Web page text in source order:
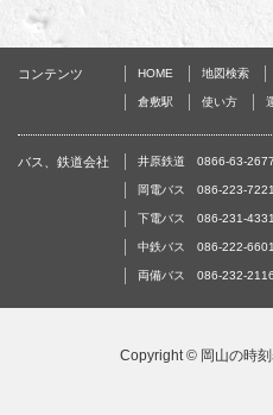
コンテンツ HOME 地図検索
倉敷駅 使い方
バス、鉄道会社 井原鉄道 0866-63-2677
岡電バス 086-223-7221
下電バス 086-231-4331
中鉄バス 086-222-6601
両備バス 086-232-2116
Copyright © 岡山の時